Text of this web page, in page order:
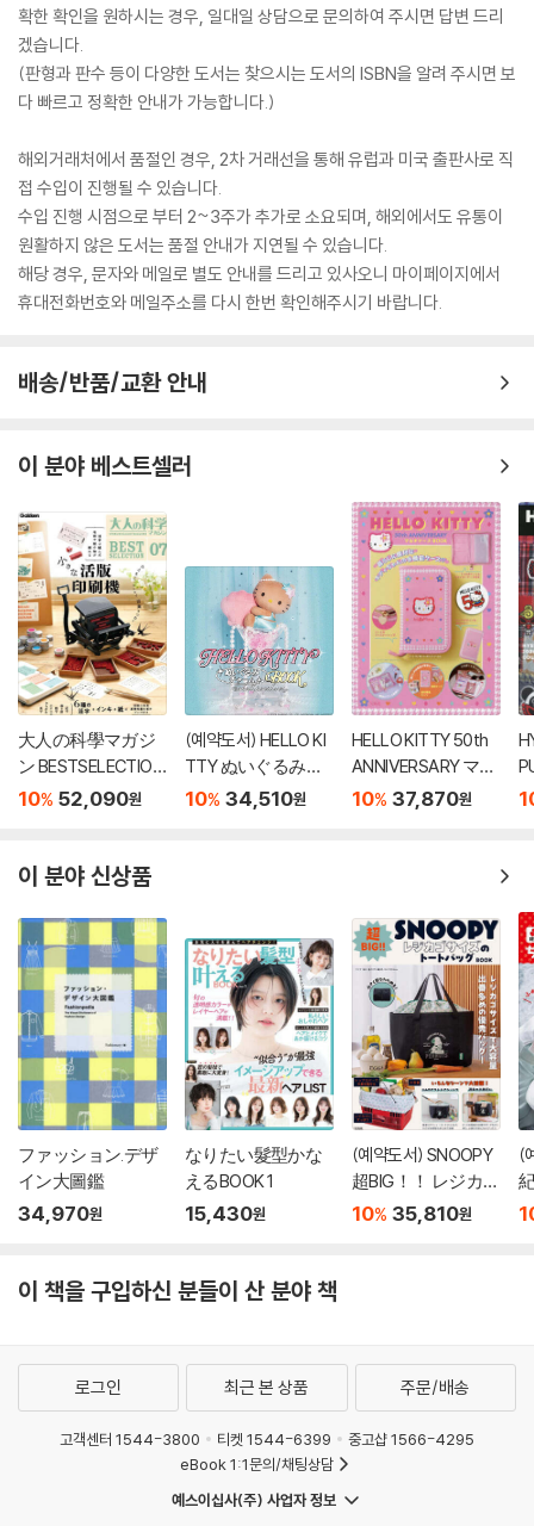
확한 확인을 원하시는 경우, 일대일 상담으로 문의하여 주시면 답변 드리
겠습니다.
(판형과 판수 등이 다양한 도서는 찾으시는 도서의 ISBN을 알려 주시면 보
다 빠르고 정확한 안내가 가능합니다.)
해외거래처에서 품절인 경우, 2차 거래선을 통해 유럽과 미국 출판사로 직
접 수입이 진행될 수 있습니다.
수입 진행 시점으로 부터 2~3주가 추가로 소요되며, 해외에서도 유통이
원활하지 않은 도서는 품절 안내가 지연될 수 있습니다.
해당 경우, 문자와 메일로 별도 안내를 드리고 있사오니 마이페이지에서
휴대전화번호와 메일주소를 다시 한번 확인해주시기 바랍니다.
배송/반품/교환 안내
이 분야 베스트셀러
大人の科學マガジ
ン BESTSELECTION
07 小さな活版印刷
10% 52,090원
(예약도서) HELLO KI
TTY ぬいぐるみチ
ャ-ムBOOK shell pe
10% 34,510원
HELLO KITTY 50th
ANNIVERSARY マル
チケ-スBOOK
10% 37,870원
이 분야 신상품
ファッション.デザ
イン大圖鑑
34,970원
なりたい髮型かな
えるBOOK 1
15,430원
(예약도서) SNOOPY
超BIG！！ レジカゴ
サイズのト?トバッ
10% 35,810원
(
이 책을 구입하신 분들이 산 분야 책
로그인 최근 본 상품 주문/배송
고객센터 1544-3800 티켓 1544-6399
중고샵 1566-4295
eBook 1:1문의/채팅상담
예스이십사(주) 사업자 정보